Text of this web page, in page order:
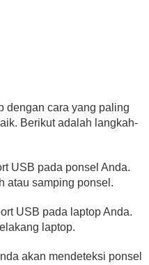
dengan cara yang paling
Berikut adalah langkah-
USB pada ponsel Anda.
atau samping ponsel.
USB pada laptop Anda.
laptop.
akan mendeteksi ponsel